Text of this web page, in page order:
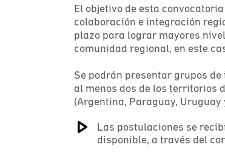
El objetivo de esta
colaboración e integración
plazo para lograr mayores
comunidad regional, en este
Se podrán presentar grupos
al menos dos de los territorios
(Argentina, Paraguay,
Las postulaciones se
disponible, a través del